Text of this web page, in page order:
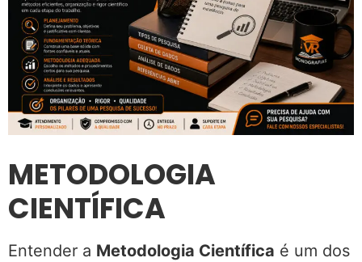
METODOLOGIA
CIENTÍFICA
Entender a Metodologia Científica é um dos